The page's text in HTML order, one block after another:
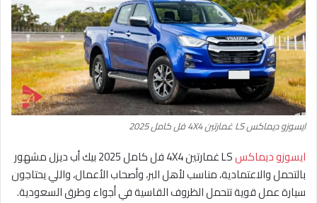
ايسوزو ديماكس LS غمارتين 4X4 فل كامل 2025
ايسوزو ديماكس
LS غمارتين 4X4 فل كامل 2025 بيك أب ديزل مشهور
بالتحمل والاعتمادية، مناسب لأهل البر، وأصحاب الأعمال، واللي يحتاجون
سيارة عمل قوية تتحمل الظروف القاسية في أجواء وطرق السعودية.